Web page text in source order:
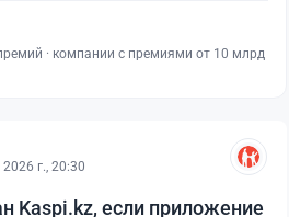
· компании с премиями от 10 млрд
2026 г., 20:30
Kaspi.kz, если приложение